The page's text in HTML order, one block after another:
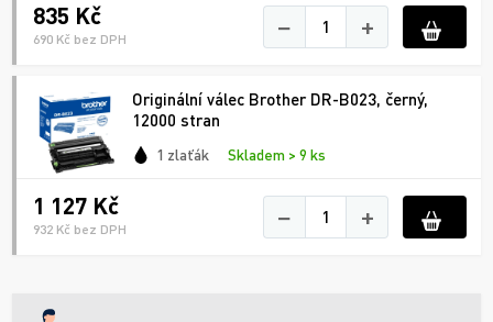
835 Kč
690 Kč bez DPH − +
Originální válec Brother DR-B023, černý,
12000 stran
1 zlaťák Skladem > 9 ks
1 127 Kč
932 Kč bez DPH − +